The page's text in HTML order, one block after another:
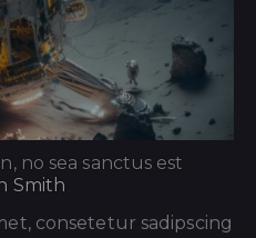
no sea sanctus est
Smith
consetetur sadipscing